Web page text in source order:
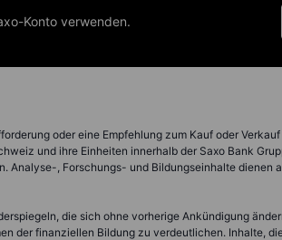
Konto verwenden.
oder eine Empfehlung zum Kauf oder
und ihre Einheiten innerhalb der Saxo Bank
, Forschungs- und Bildungseinhalte dienen
die sich ohne vorherige Ankündigung
der finanziellen Bildung zu verdeutlichen. Inhalte,